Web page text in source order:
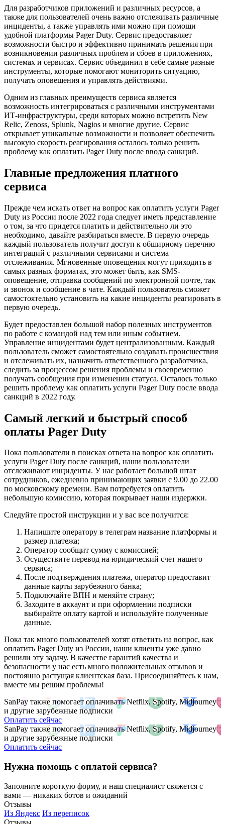
Для разработчиков приложений и различных ресурсов, а
также для пользователей очень важно отслеживать различные
инциденты, а также управлять ими можно при помощи
удобной платформы Pager Duty. Сервис предоставляет
возможности быстро и эффективно принимать решения при
возникновении различных проблем и сбоев в приложениях,
системах и сервисах. Сервис объединил в себе самые разные
инструменты, которые помогают мониторить ситуацию,
получать оповещения и управлять действиями.
Одним из главных преимуществ сервиса является
возможность интегрироваться с различными инструментами
ИТ-инфраструктуры, среди которых можно встретить New
Relic, Zenoss, Splunk, Nagios и многие другие. Сервис
открывает уникальные возможности и позволяет обеспечить
высокую скорость реагирования осталось только решить
проблему как оплатить Pager Duty после ввода санкций.
Главные предложения платного
сервиса
Прежде чем искать ответ на вопрос как оплатить услуги Pager
Duty из России после 2022 года следует иметь представление
о том, за что придется платить и действительно ли это
необходимо, давайте разбираться вместе. В первую очередь
каждый пользователь получит доступ к обширному перечню
интеграций с различными сервисами и система
отслеживания. Мгновенные оповещения могут приходить в
самых разных форматах, это может быть, как SMS-
оповещение, отправка сообщений по электронной почте, так
и звонок и сообщение в чате. Каждый пользователь сможет
самостоятельно установить на какие инциденты реагировать в
первую очередь.
Будет предоставлен большой набор полезных инструментов
по работе с командой над тем или иным событием.
Управление инцидентами будет централизованным. Каждый
пользователь сможет самостоятельно создавать происшествия
и отслеживать их, назначить ответственного разработчика,
следить за процессом решения проблемы и своевременно
получать сообщения при изменении статуса. Осталось только
решить проблему как оплатить услуги Pager Duty после ввода
санкций в 2022 году.
Самый легкий и быстрый способ
оплаты Pager Duty
Пока пользователи в поисках ответа на вопрос как оплатить
услуги Pager Duty после санкций, наши пользователи
отслеживают инциденты. У нас работает большой штат
сотрудников, ежедневно принимающих заявки с 9.00 до 22.00
по московскому времени. Вам потребуется оплатить
небольшую комиссию, которая покрывает наши издержки.
Следуйте простой инструкции и у вас все получится:
Напишите оператору в телеграм название платформы и
размер платежа;
Оператор сообщит сумму с комиссией;
Осуществите перевод на юридический счет нашего
сервиса;
После подтверждения платежа, оператор предоставит
данные карты зарубежного банка;
Подключайте ВПН и меняйте страну;
Заходите в аккаунт и при оформлении подписки
выбирайте оплату картой и используйте полученные
данные.
Пока так много пользователей хотят ответить на вопрос, как
оплатить Pager Duty из России, наши клиенты уже давно
решили эту задачу. В качестве гарантий качества и
безопасности у нас есть много положительных отзывов и
постоянно растущая клиентская база. Присоединяйтесь к нам,
вместе мы решим проблемы!
SanPay также помогает оплачивать Netflix, Spotify, Midjourney
и другие зарубежные подписки
Оплатить сейчас
SanPay также помогает оплачивать Netflix, Spotify, Midjourney
и другие зарубежные подписки
Оплатить сейчас
Нужна помощь с оплатой сервиса?
Заполните короткую форму, и наш специалист свяжется с
вами — никаких ботов и ожиданий
Отзывы
Из Яндекс Из переписок
Отзывы